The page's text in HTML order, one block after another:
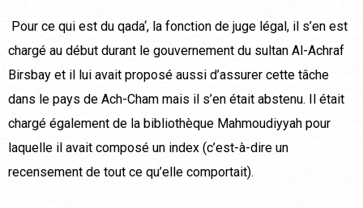
Pour ce qui est du qada‘, la fonction de juge légal, il s’en est
chargé au début durant le gouvernement du sultan Al-Achraf
Birsbay et il lui avait proposé aussi d’assurer cette tâche
dans le pays de Ach-Cham mais il s’en était abstenu. Il était
chargé également de la bibliothèque Mahmoudiyyah pour
laquelle il avait composé un index (c’est-à-dire un
recensement de tout ce qu’elle comportait).